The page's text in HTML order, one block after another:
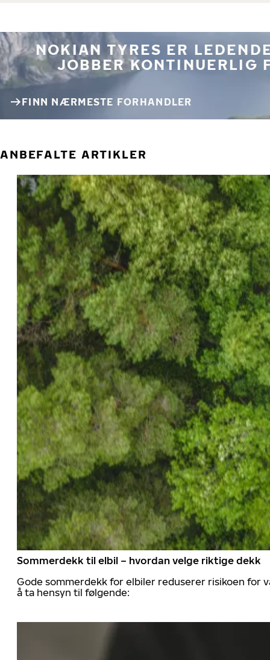
NOKIAN TYRES ER
JOBBER KONTINUERLIG
FINN NÆRMESTE FORHANDLER
ANBEFALTE ARTIKLER
Sommerdekk til elbil – hvordan velge riktige dekk
Gode sommerdekk for elbiler reduserer risikoen for
å ta hensyn til følgende: